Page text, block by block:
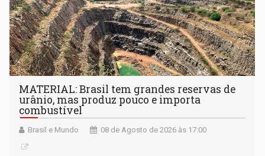
MATERIAL: Brasil tem grandes reservas de
urânio, mas produz pouco e importa
combustível
Brasil e Mundo 08 de Agosto de 2026 às 17:00